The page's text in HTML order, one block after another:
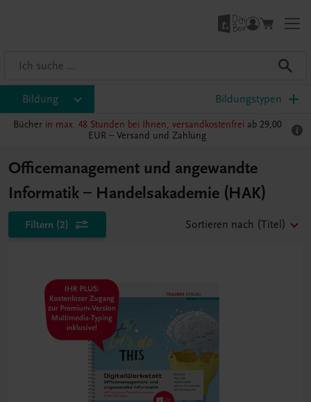
Bildung Bildungstypen
Bücher in max. 48 Stunden bei Ihnen, versandkostenfrei ab 29,00
EUR – Versand und Zahlung
Officemanagement und angewandte
Informatik – Handelsakademie (HAK)
Filtern (2) Sortieren nach (Titel)